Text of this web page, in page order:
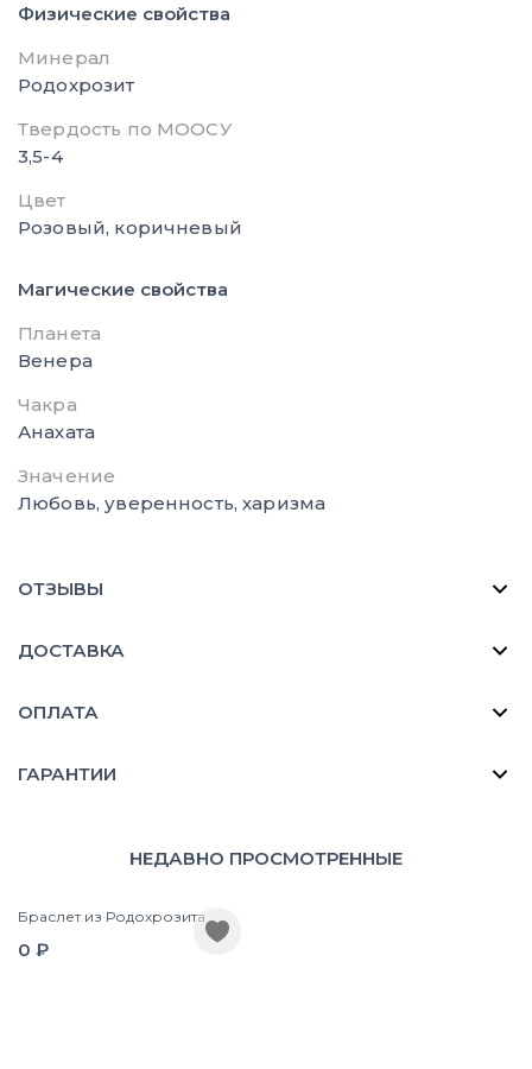
Физические свойства
Минерал
Родохрозит
Твердость по МООСУ
3,5-4
Цвет
Розовый, коричневый
Магические свойства
Планета
Венера
Чакра
Анахата
Значение
Любовь, уверенность, харизма
ОТЗЫВЫ
ДОСТАВКА
ОПЛАТА
ГАРАНТИИ
НЕДАВНО ПРОСМОТРЕННЫЕ
Браслет из Родохрозита
0 ₽